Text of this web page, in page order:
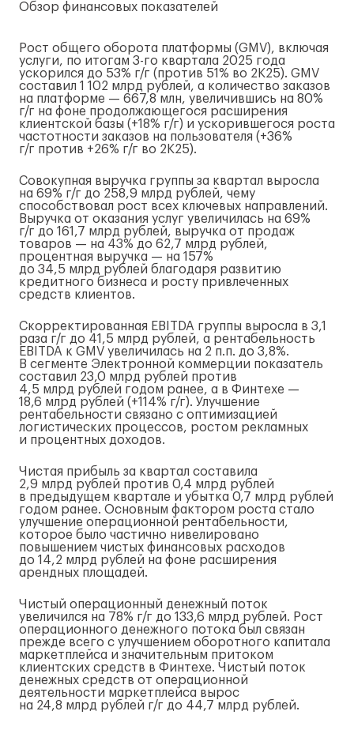
Обзор финансовых показателей
Рост общего оборота платформы (GMV), включая
услуги, по итогам 3-го квартала 2025 года
ускорился до 53% г/г (против 51% во 2К25). GMV
составил 1 102 млрд рублей, а количество заказов
на платформе — 667,8 млн, увеличившись на 80%
г/г на фоне продолжающегося расширения
клиентской базы (+18% г/г) и ускорившегося роста
частотности заказов на пользователя (+36%
г/г против +26% г/г во 2К25).
Совокупная выручка группы за квартал выросла
на 69% г/г до 258,9 млрд рублей, чему
способствовал рост всех ключевых направлений.
Выручка от оказания услуг увеличилась на 69%
г/г до 161,7 млрд рублей, выручка от продаж
товаров — на 43% до 62,7 млрд рублей,
процентная выручка — на 157%
до 34,5 млрд рублей благодаря развитию
кредитного бизнеса и росту привлеченных
средств клиентов.
Скорректированная EBITDA группы выросла в 3,1
раза г/г до 41,5 млрд рублей, а рентабельность
EBITDA к GMV увеличилась на 2 п.п. до 3,8%.
В сегменте Электронной коммерции показатель
составил 23,0 млрд рублей против
4,5 млрд рублей годом ранее, а в Финтехе —
18,6 млрд рублей (+114% г/г). Улучшение
рентабельности связано с оптимизацией
логистических процессов, ростом рекламных
и процентных доходов.
Чистая прибыль за квартал составила
2,9 млрд рублей против 0,4 млрд рублей
в предыдущем квартале и убытка 0,7 млрд рублей
годом ранее. Основным фактором роста стало
улучшение операционной рентабельности,
которое было частично нивелировано
повышением чистых финансовых расходов
до 14,2 млрд рублей на фоне расширения
арендных площадей.
Чистый операционный денежный поток
увеличился на 78% г/г до 133,6 млрд рублей. Рост
операционного денежного потока был связан
прежде всего с улучшением оборотного капитала
маркетплейса и значительным притоком
клиентских средств в Финтехе. Чистый поток
денежных средств от операционной
деятельности маркетплейса вырос
на 24,8 млрд рублей г/г до 44,7 млрд рублей.